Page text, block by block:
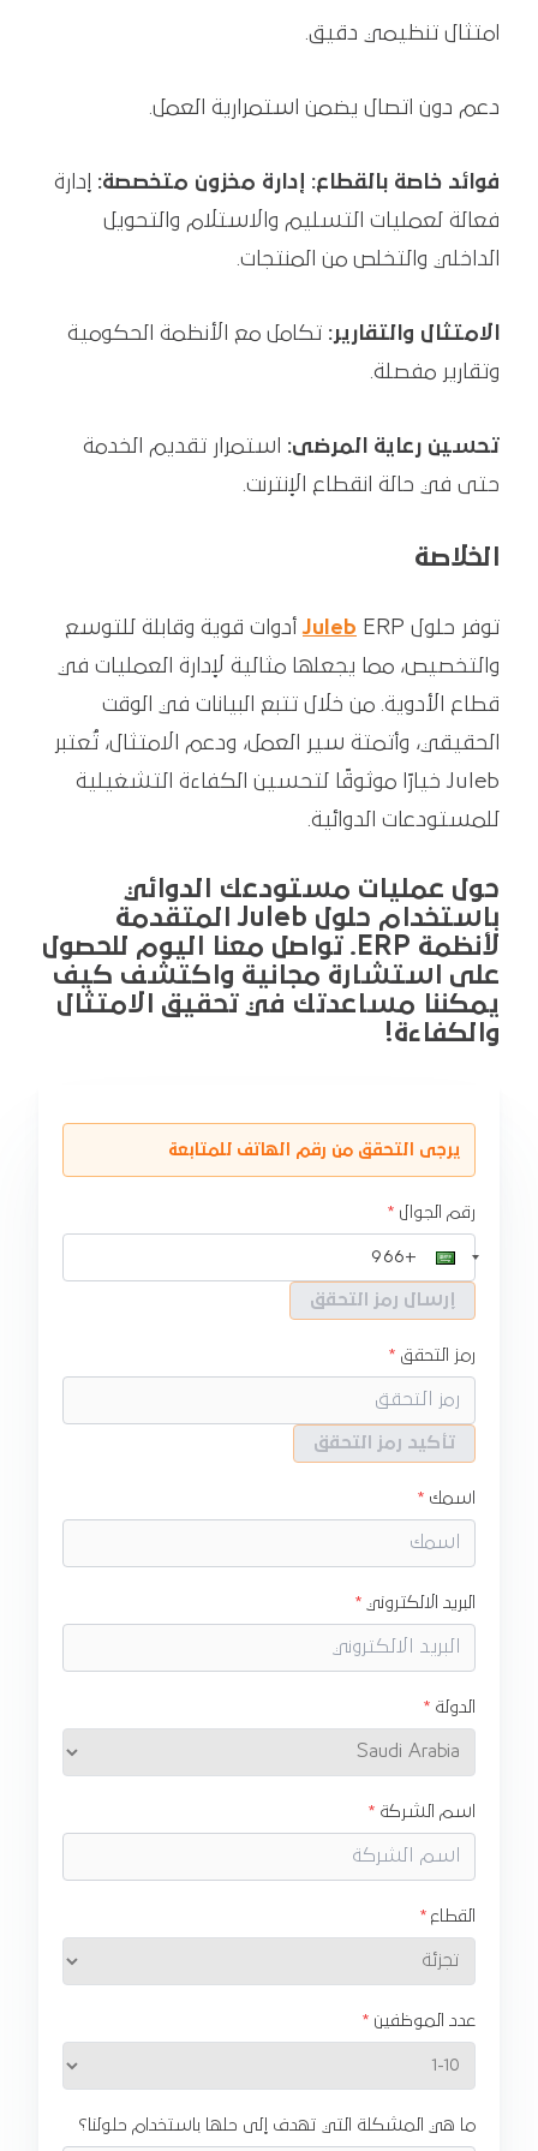
امتثال تنظيمي دقيق.
دعم دون اتصال يضمن استمرارية العمل.
فوائد خاصة بالقطاع: إدارة مخزون متخصصة: إدارة
فعالة لعمليات التسليم والاستلام والتحويل
الداخلي والتخلص من المنتجات.
الامتثال والتقارير: تكامل مع الأنظمة الحكومية
وتقارير مفصلة.
تحسين رعاية المرضى: استمرار تقديم الخدمة
حتى في حالة انقطاع الإنترنت.
الخلاصة
توفر حلول Juleb ERP أدوات قوية وقابلة للتوسع
والتخصيص، مما يجعلها مثالية لإدارة العمليات في
قطاع الأدوية. من خلال تتبع البيانات في الوقت
الحقيقي، وأتمتة سير العمل، ودعم الامتثال، تُعتبر
Juleb خيارًا موثوقًا لتحسين الكفاءة التشغيلية
للمستودعات الدوائية.
حول عمليات مستودعك الدوائي
باستخدام حلول Juleb المتقدمة
لأنظمة ERP. تواصل معنا اليوم للحصول
على استشارة مجانية واكتشف كيف
يمكننا مساعدتك في تحقيق الامتثال
والكفاءة!
يرجى التحقق من رقم الهاتف للمتابعة
رقم الجوال
إرسال رمز التحقق
رمز التحقق
تأكيد رمز التحقق
اسمك
البريد الالكتروني
الدولة
اسم الشركة
القطاع
عدد الموظفين
ما هي المشكلة التي تهدف إلى حلها باستخدام حلولنا؟